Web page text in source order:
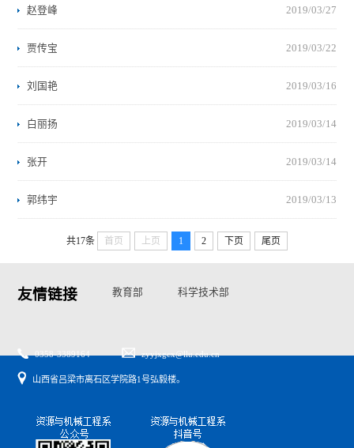
赵登峰 2019/03/27
贾传宝 2019/03/22
刘国艳 2019/03/16
白丽扬 2019/03/14
张开 2019/03/14
郭纬宇 2019/03/13
共17条 首页 上页 1 2 下页 尾页
友情链接 教育部
科学技术部
0358-3389164 zyyjxgcx@llu.edu.cn
山西省吕梁市离石区学院路1号弘毅楼。